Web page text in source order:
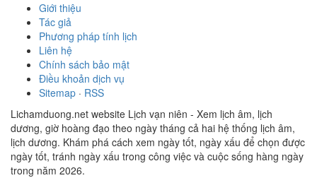
Giới thiệu
Tác giả
Phương pháp tính lịch
Liên hệ
Chính sách bảo mật
Điều khoản dịch vụ
Sitemap · RSS
Lichamduong.net website Lịch vạn niên - Xem lịch âm, lịch
dương, giờ hoàng đạo theo ngày tháng cả hai hệ thống lịch âm,
lịch dương. Khám phá cách xem ngày tốt, ngày xấu để chọn được
ngày tốt, tránh ngày xấu trong công việc và cuộc sống hàng ngày
trong năm 2026.